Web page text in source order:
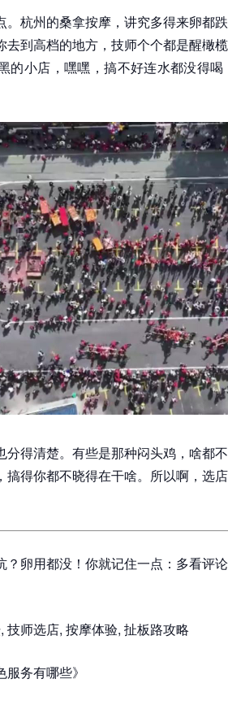
。杭州的桑拿按摩，讲究多得来卵都
去到高档的地方，技师个个都是醒橄
的小店，嘿嘿，搞不好连水都没得
分得清楚。有些是那种闷头鸡，啥都
搞得你都不晓得在干啥。所以啊，选
？卵用都没！你就记住一点：多看评
技师选店, 按摩体验, 扯板路攻略
服务有哪些》